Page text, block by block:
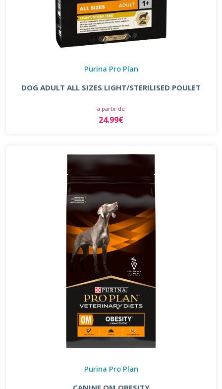
Purina Pro Plan
DOG ADULT ALL SIZES LIGHT/STERILISED POULET
à partir de
24.99€
Purina Pro Plan